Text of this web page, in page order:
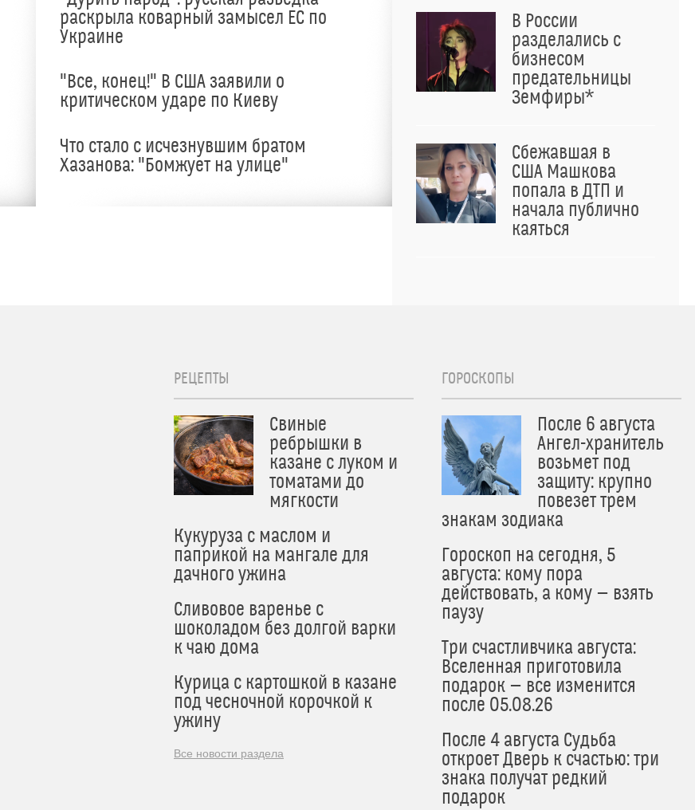
раскрыла коварный замысел ЕС по
Украине
"Все, конец!" В США заявили о
критическом ударе по Киеву
Что стало с исчезнувшим братом
Хазанова: "Бомжует на улице"
В России
разделались с
бизнесом
предательницы
Земфиры*
Сбежавшая в
США Машкова
попала в ДТП и
начала публично
каяться
РЕЦЕПТЫ
Свиные
ребрышки в
казане с луком и
томатами до
мягкости
Кукуруза с маслом и
паприкой на мангале для
дачного ужина
Сливовое варенье с
шоколадом без долгой варки
к чаю дома
Курица с картошкой в казане
под чесночной корочкой к
ужину
Все новости раздела
ГОРОСКОПЫ
После 6 августа
Ангел-хранитель
возьмет под
защиту: крупно
повезет трем
знакам зодиака
Гороскоп на сегодня, 5
августа: кому пора
действовать, а кому — взять
паузу
Три счастливчика августа:
Вселенная приготовила
подарок — все изменится
после 05.08.26
После 4 августа Судьба
откроет Дверь к счастью: три
знака получат редкий
подарок